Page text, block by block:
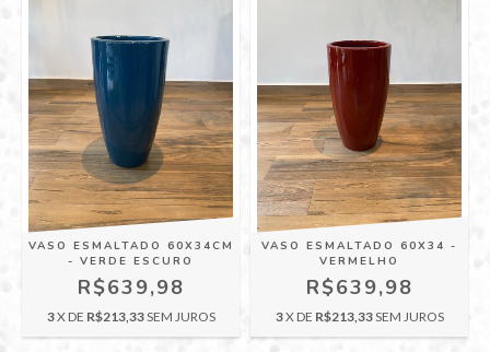
VASO ESMALTADO 60X34CM
- VERDE ESCURO
R$639,98
3X DE R$213,33SEM JUROS
VASO ESMALTADO 60X34 -
VERMELHO
R$639,98
3X DE R$213,33SEM JUROS